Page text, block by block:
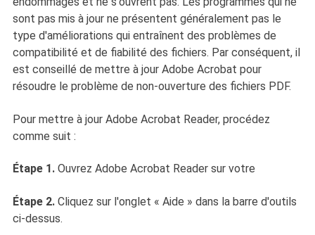
sont pas mis à jour ne présentent généralement pas le
type d'améliorations qui entraînent des problèmes de
compatibilité et de fiabilité des fichiers. Par conséquent, il
est conseillé de mettre à jour Adobe Acrobat pour
résoudre le problème de non-ouverture des fichiers PDF.
Pour mettre à jour Adobe Acrobat Reader, procédez
comme suit :
Étape 1.Ouvrez Adobe Acrobat Reader sur votre
Étape 2.Cliquez sur l'onglet « Aide » dans la barre d'outils
ci-dessus.